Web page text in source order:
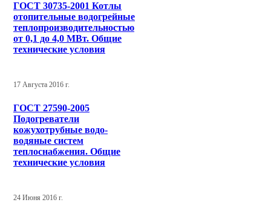
ГОСТ 30735-2001 Котлы
отопительные водогрейные
теплопроизводительностью
от 0,1 до 4,0 МВт. Общие
технические условия
17 Августа 2016 г.
ГОСТ 27590-2005
Подогреватели
кожухотрубные водо-
водяные систем
теплоснабжения. Общие
технические условия
24 Июня 2016 г.